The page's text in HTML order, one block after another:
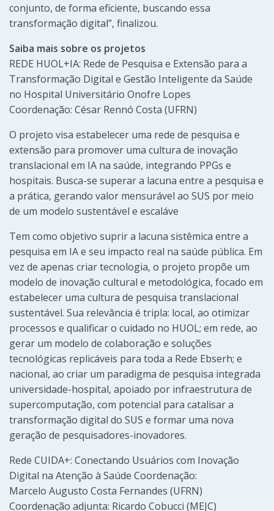
conjunto, de forma eficiente, buscando essa
transformação digital”, finalizou.
Saiba mais sobre os projetos
REDE HUOL+IA: Rede de Pesquisa e Extensão para a
Transformação Digital e Gestão Inteligente da Saúde
no Hospital Universitário Onofre Lopes
Coordenação: César Rennó Costa (UFRN)
O projeto visa estabelecer uma rede de pesquisa e
extensão para promover uma cultura de inovação
translacional em IA na saúde, integrando PPGs e
hospitais. Busca-se superar a lacuna entre a pesquisa e
a prática, gerando valor mensurável ao SUS por meio
de um modelo sustentável e escaláve
Tem como objetivo suprir a lacuna sistêmica entre a
pesquisa em IA e seu impacto real na saúde pública. Em
vez de apenas criar tecnologia, o projeto propõe um
modelo de inovação cultural e metodológica, focado em
estabelecer uma cultura de pesquisa translacional
sustentável. Sua relevância é tripla: local, ao otimizar
processos e qualificar o cuidado no HUOL; em rede, ao
gerar um modelo de colaboração e soluções
tecnológicas replicáveis para toda a Rede Ebserh; e
nacional, ao criar um paradigma de pesquisa integrada
universidade-hospital, apoiado por infraestrutura de
supercomputação, com potencial para catalisar a
transformação digital do SUS e formar uma nova
geração de pesquisadores-inovadores.
Rede CUIDA+: Conectando Usuários com Inovação
Digital na Atenção à Saúde Coordenação:
Marcelo Augusto Costa Fernandes (UFRN)
Coordenação adjunta: Ricardo Cobucci (MEJC)